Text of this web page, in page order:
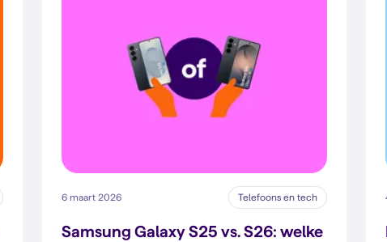
6 maart 2026 Telefoons en tech
Samsung Galaxy S25 vs. S26: welke